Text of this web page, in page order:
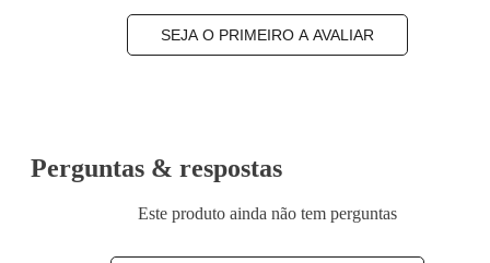
SEJA O PRIMEIRO A AVALIAR
Perguntas & respostas
Este produto ainda não tem perguntas